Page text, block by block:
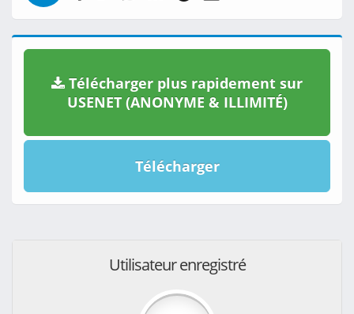
Télécharger plus rapidement sur
USENET (ANONYME & ILLIMITÉ)
Télécharger
Utilisateur enregistré